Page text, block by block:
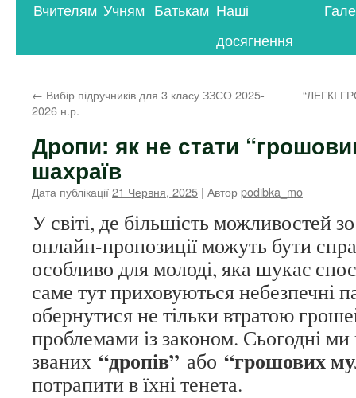
контенту
Вчителям Учням Батькам Наші
досягнення
← Вибір підручників для 3 класу ЗЗСО 2025-
2026 н.р.
“ЛЕГКІ
Дропи: як не стати
шахраїв
Дата публікації21 Червня, 2025 | Авторpodibka_mo
У світі, де більшість можливостей
онлайн-пропозиції можуть бути
особливо для молоді, яка шукає
саме тут приховуються небезпечні
обернутися не тільки втратою
проблемами із законом. Сьогодні
званих “дропів” або “грошових
потрапити в їхні тенета.